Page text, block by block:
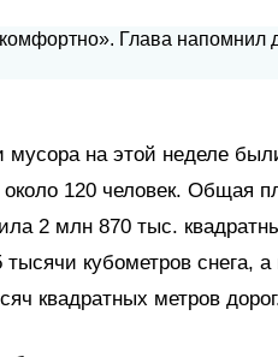
мусора на этой неделе
120 человек. Общая
2 млн 870 тыс.
кубометров снега,
квадратных метров